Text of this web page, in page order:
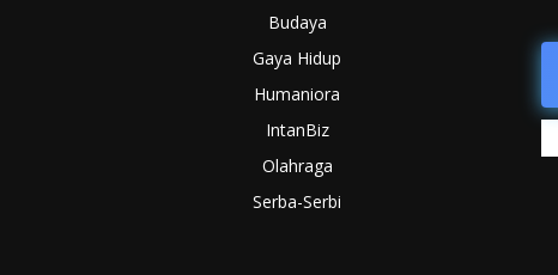
Budaya
Gaya Hidup
Humaniora
IntanBiz
Olahraga
Serba-Serbi